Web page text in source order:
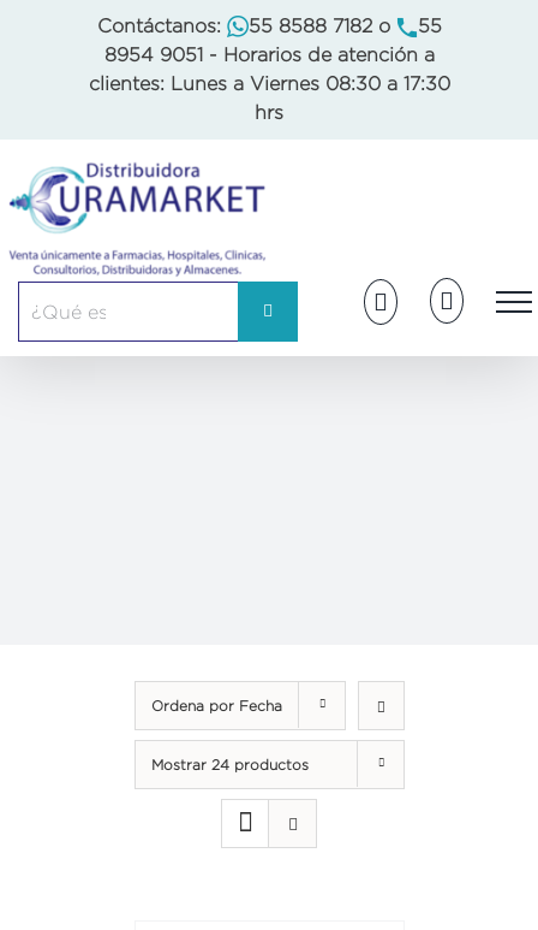
Contáctanos: 55 8588 7182o
55
8954 9051 - Horarios de atención a
clientes: Lunes a Viernes 08:30 a 17:30
hrs
Ordena por Fecha
Mostrar 24 productos